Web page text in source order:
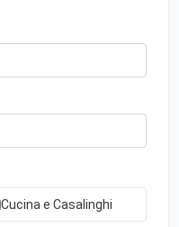
Cucina e Casalinghi